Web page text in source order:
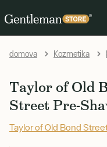
domova Kozmetika
Taylor of Old
Street Pre-
Taylor of Old Bond